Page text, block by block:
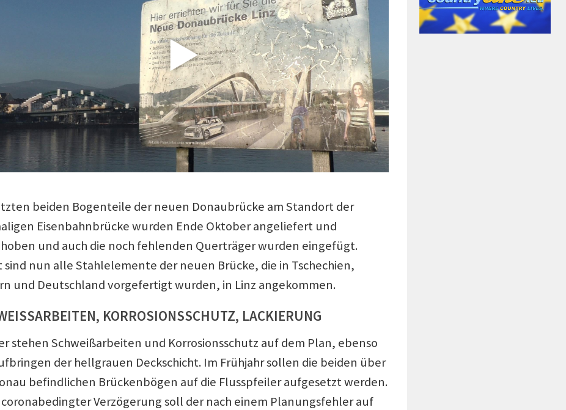
beiden Bogenteile der neuen Donaubrücke am Standort der
Eisenbahnbrücke wurden Ende Oktober angeliefert und
und auch die noch fehlenden Querträger wurden eingefügt.
sind nun alle Stahlelemente der neuen Brücke, die in Tschechien,
und Deutschland vorgefertigt wurden, in Linz angekommen.
KORROSIONSSCHUTZ, LACKIERUNG
stehen Schweißarbeiten und Korrosionsschutz auf dem Plan, ebenso
der hellgrauen Deckschicht. Im Frühjahr sollen die beiden über
befindlichen Brückenbögen auf die Flusspfeiler aufgesetzt werden.
Verzögerung soll der nach einem Planungsfehler auf